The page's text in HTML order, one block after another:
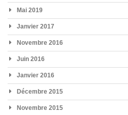
Mai 2019
Janvier 2017
Novembre 2016
Juin 2016
Janvier 2016
Décembre 2015
Novembre 2015